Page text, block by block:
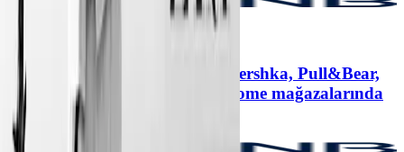
Zara, Massimo Dutti, Oysho, Bershka, Pull&Bear,
Stradivarius, Lefties ve Zara Home mağazalarında
1.250 TL ParaPuan!